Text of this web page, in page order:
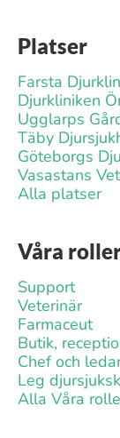
Platser
Farsta
Djurkliniken
Ugglarps
Täby
Göteborgs
Vasastans
Alla platser
Våra
Support
Veterinär
Farmaceut
Butik,
Chef och
Leg
Alla Våra